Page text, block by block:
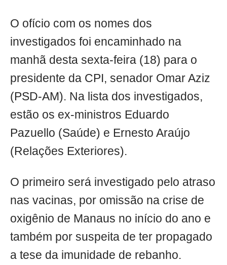
O ofício com os nomes dos
investigados foi encaminhado na
manhã desta sexta-feira (18) para o
presidente da CPI, senador Omar Aziz
(PSD-AM). Na lista dos investigados,
estão os ex-ministros Eduardo
Pazuello (Saúde) e Ernesto Araújo
(Relações Exteriores).
O primeiro será investigado pelo atraso
nas vacinas, por omissão na crise de
oxigênio de Manaus no início do ano e
também por suspeita de ter propagado
a tese da imunidade de rebanho.